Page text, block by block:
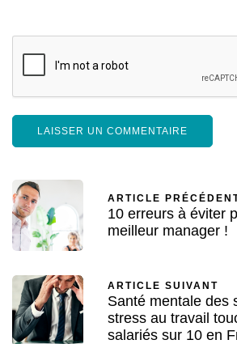
ARTICLE
10 erreurs à éviter
meilleur manager !
ARTICLE SUIVANT
Santé mentale des
stress au travail
salariés sur 10 en